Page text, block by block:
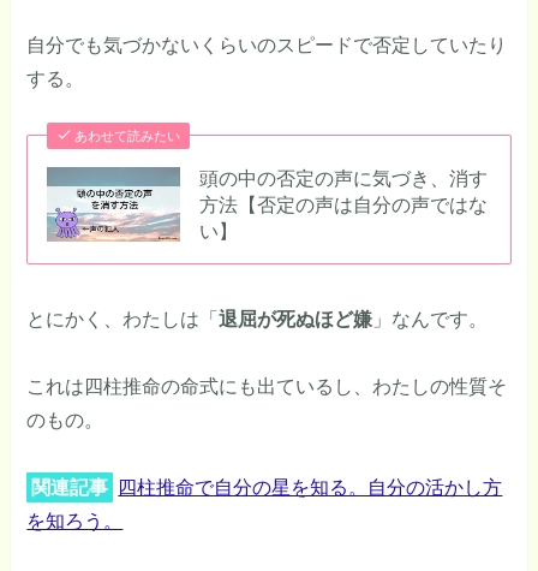
自分でも気づかないくらいのスピードで否定していたり
する。
あわせて読みたい
頭の中の否定の声に気づき、消す
方法【否定の声は自分の声ではな
い】
とにかく、わたしは「退屈が死ぬほど嫌 」なんです。
これは四柱推命の命式にも出ているし、わたしの性質そ
のもの。
関連記事
四柱推命で自分の星を知る。自分の活かし方
を知ろう。